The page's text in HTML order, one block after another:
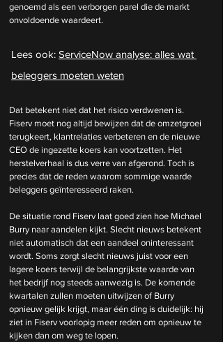
genoemd als een verborgen parel die de markt
onvoldoende waardeert.
Lees ook: ServiceNow analyse: alles wat
beleggers moeten weten
Dat betekent niet dat het risico verdwenen is.
Fiserv moet nog altijd bewijzen dat de omzetgroei
terugkeert, klantrelaties verbeteren en de nieuwe
CEO de ingezette koers kan voortzetten. Het
herstelverhaal is dus verre van afgerond. Toch is
precies dat de reden waarom sommige waarde
beleggers geïnteresseerd raken.
De situatie rond Fiserv laat goed zien hoe Michael
Burry naar aandelen kijkt. Slecht nieuws betekent
niet automatisch dat een aandeel oninteressant
wordt. Soms zorgt slecht nieuws juist voor een
lagere koers terwijl de belangrijkste waarde van
het bedrijf nog steeds aanwezig is. De komende
kwartalen zullen moeten uitwijzen of Burry
opnieuw gelijk krijgt, maar één ding is duidelijk: hij
ziet in Fiserv voorlopig meer reden om opnieuw te
kijken dan om weg te lopen.